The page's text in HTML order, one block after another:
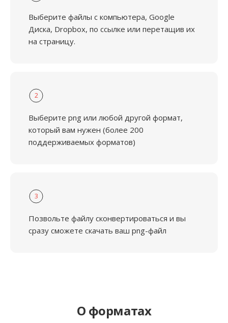
Выберите файлы с компьютера, Google
Диска, Dropbox, по ссылке или перетащив их
на страницу.
2
Выберите png или любой другой формат,
который вам нужен (более 200
поддерживаемых форматов)
3
Позвольте файлу сконвертироваться и вы
сразу сможете скачать ваш png-файл
О форматах